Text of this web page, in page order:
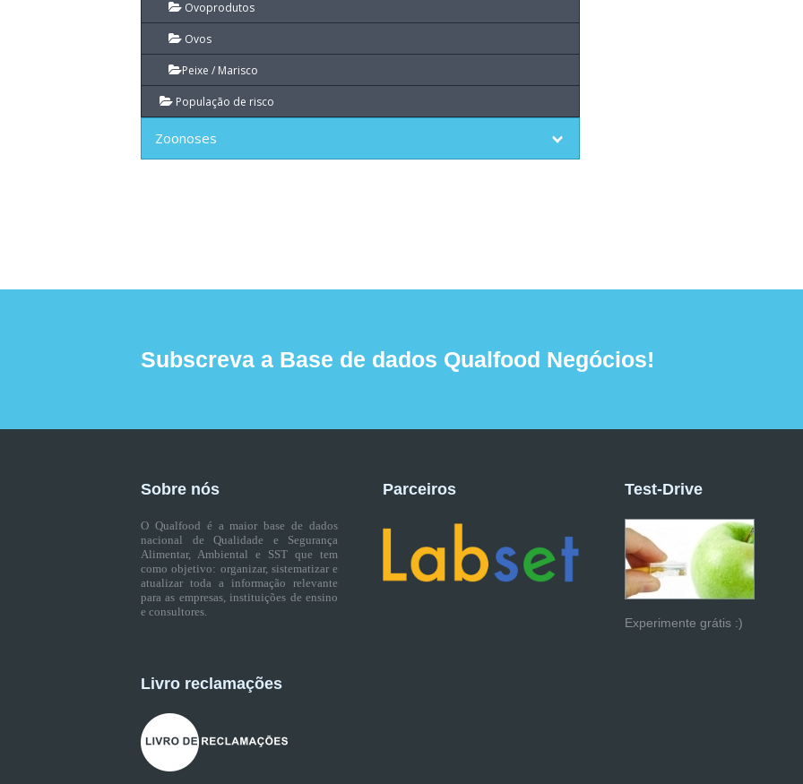
Ovoprodutos
Ovos
Peixe / Marisco
População de risco
Zoonoses
Subscreva a Base de dados Qualfood Negócios!
Sobre nós
O Qualfood é a maior base de dados
nacional de Qualidade e Segurança
Alimentar, Ambiental e SST que tem
como objetivo: organizar, sistematizar e
atualizar toda a informação relevante
para as empresas, instituições de ensino
e consultores.
Livro reclamações
Parceiros Test-Drive
Experimente grátis :)